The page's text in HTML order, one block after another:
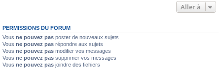
Aller à
PERMISSIONS DU FORUM
Vous ne pouvez pas poster de nouveaux sujets
Vous ne pouvez pas répondre aux sujets
Vous ne pouvez pas modifier vos messages
Vous ne pouvez pas supprimer vos messages
Vous ne pouvez pas joindre des fichiers